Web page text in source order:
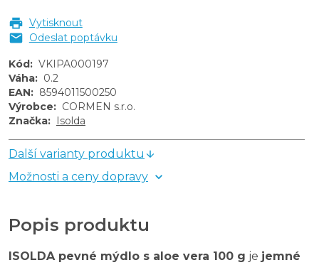
Vytisknout
Odeslat poptávku
Kód: VKIPA000197
Váha: 0.2
EAN: 8594011500250
Výrobce: CORMEN s.r.o.
Značka: Isolda
Další varianty produktu
Možnosti a ceny dopravy
Popis produktu
ISOLDA pevné mýdlo s aloe vera 100 g je jemné